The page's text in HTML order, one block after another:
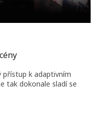
přístup k adaptivním
tak dokonale sladí se